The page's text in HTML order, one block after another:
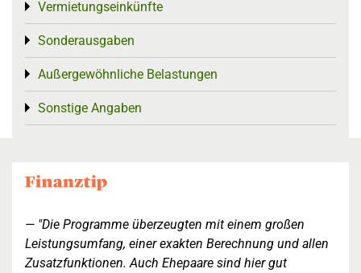
Vermietungseinkünfte
Toggle menu
Sonderausgaben
Toggle menu
Außergewöhnliche Belastungen
Toggle menu
Sonstige Angaben
Toggle menu
"Die Programme überzeugten mit einem großen
Leistungsumfang, einer exakten Berechnung und allen
Zusatzfunktionen. Auch Ehepaare sind hier gut